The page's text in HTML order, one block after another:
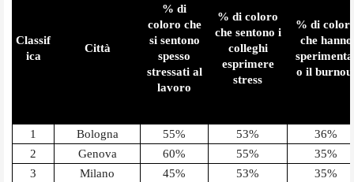
Classif
ica
Città
% di
coloro che
si sentono
spesso
stressati al
lavoro
% di coloro
che sentono i
colleghi
esprimere
stress
% di
che hanno
o il
1 Bologna 55% 53%
36%
2
Genova 60% 55%
35%
3
Milano 45% 53%
35%